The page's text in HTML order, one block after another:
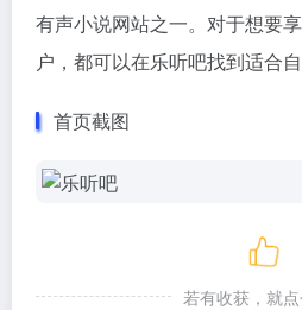
有声小说网站之一。对于想要
户，都可以在乐听吧找到适合
首页截图
若有收获，就